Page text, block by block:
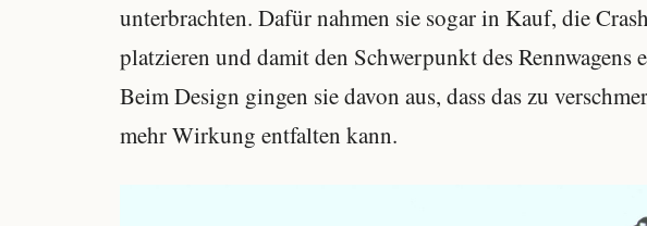
unterbrachten. Dafür nahmen sie sogar in Kauf, die
platzieren und damit den Schwerpunkt des Rennwagens
Beim Design gingen sie davon aus, dass das zu
mehr Wirkung entfalten kann.